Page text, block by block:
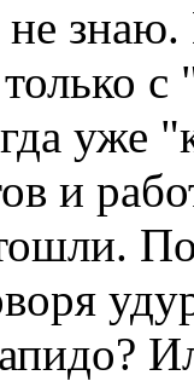
не
уже
и